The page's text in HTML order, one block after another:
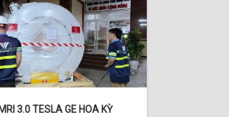
3.0 TESLA GE HOA KỲ